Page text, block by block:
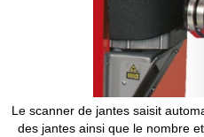
Le scanner de jantes saisit
des jantes ainsi que le nombre